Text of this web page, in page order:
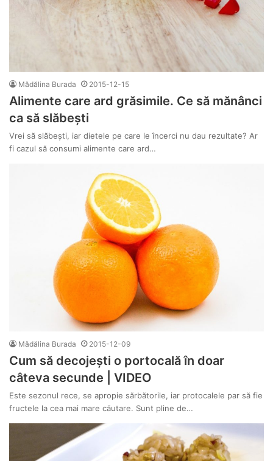
Mădălina Burada 2015-12-15
Alimente care ard grăsimile. Ce să mănânci
ca să slăbești
Vrei să slăbești, iar dietele pe care le încerci nu dau rezultate? Ar
fi cazul să consumi alimente care ard…
Mădălina Burada 2015-12-09
Cum să decojești o portocală în doar
câteva secunde | VIDEO
Este sezonul rece, se apropie sărbătorile, iar protocalele par să fie
fructele la cea mai mare căutare. Sunt pline de…